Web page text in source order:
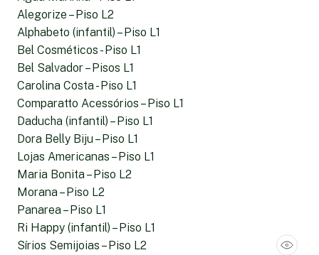
Alegorize – Piso L2
Alphabeto (infantil) – Piso L1
Bel Cosméticos - Piso L1
Bel Salvador – Pisos L1
Carolina Costa - Piso L1
Comparatto Acessórios – Piso L1
Daducha (infantil) – Piso L1
Dora Belly Biju – Piso L1
Lojas Americanas – Piso L1
Maria Bonita – Piso L2
Morana – Piso L2
Panarea – Piso L1
Ri Happy (infantil) – Piso L1
Sírios Semijoias – Piso L2